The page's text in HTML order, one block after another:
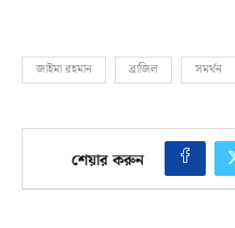
জাইমা রহমান ব্রাজিল সমর্থন
শেয়ার করুন